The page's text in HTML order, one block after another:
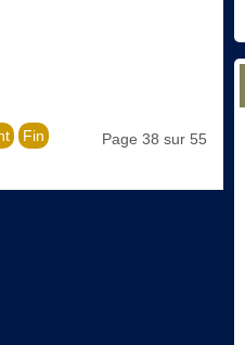
Page 38 sur 55
Fin